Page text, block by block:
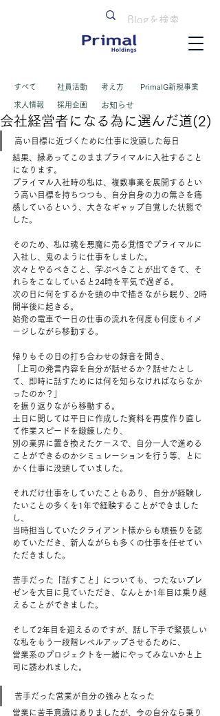
すべて
求人情報
​社員活動 考え方 PrimalG新規事業
採用企画 お知らせ
会社経営者になる為に選んだ道(2)
高い目標に近づくために仕事に没頭した毎日
結果、縁あってこのままプライマルに入社すること
になります。
プライマル入社時の私は、複数事業を展開するとい
う高い目標を持ちつつも、自分自身の力の無さを痛
感しているという、大きなギャップ自覚した状態で
した。
そのため、私は魂を悪魔に売る覚悟でプライマルに
入社し、鬼のように仕事をしました。
次々とやるべきこと、学ぶべきことが出てきて、そ
れらをこなしていると24時を平気で過ぎる。
次の日に何をするかを頭の中で描きながら眠り、2時
間半後に起きる。
始発の電車で一日の仕事の流れを何度も何度もイメ
ージしながら移動する。
帰りもその日の打ち合わせの録音を聞き、
「上司の発言内容を自分が話せるか？話せたとし
て、即時に話すためには何を知らなければならなか
ったのか？」
を振り返りながら移動する。
土日に関しては平日に作成した資料を再度作り直し
て作業スピードを鍛錬したり、
別の業界に置き換えたケースで、自分一人で進める
ことができるのかシミュレーションを行う等、とに
かく仕事に没頭していました。
それだけ仕事をしていたこともあり、自分が経験し
たいことの多くを1年で経験することができました
し、
当時担当していたクライアント様からも頑張りを認
めていただき、新人ながらも多くの仕事を任せてい
ただきました。
苦手だった「話すこと」についても、つたないプレ
ゼンを大目に見ていただき、なんとか1年目は乗り越
えることができました。
そして2年目を迎えるのですが、話し下手で緊張しい
な私をもう一段階レベルアップさせるために、
営業系のプロジェクトを一緒にやってみないかと上
司に誘われました。
苦手だった営業が自分の強みとなった
営業に苦手意識はありましたが、今の自分なら乗り